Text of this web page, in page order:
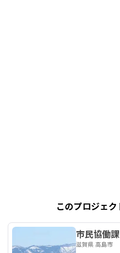
このプロジェ
市民協働
滋賀県 高島市